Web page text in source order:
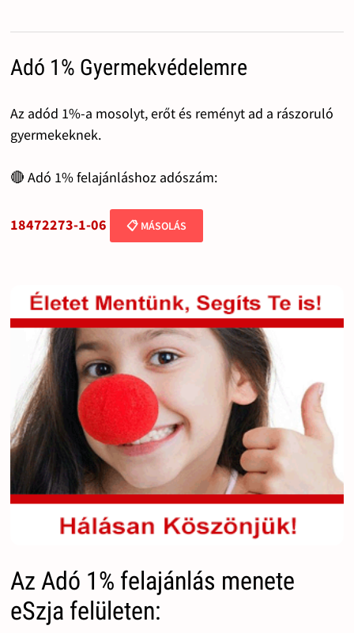
Adó 1% Gyermekvédelemre
Az adód 1%-a mosolyt, erőt és reményt ad a rászoruló
gyermekeknek.
🔴 Adó 1% felajánláshoz adószám:
18472273-1-06 📋 MÁSOLÁS
Az Adó 1% felajánlás menete
eSzja felületen: